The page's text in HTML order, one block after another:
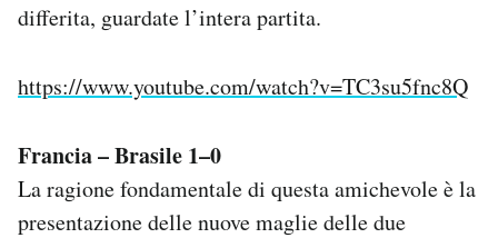
differita, guardate l’intera partita.
https://www.youtube.com/watch?v=TC3su5fnc8Q
Francia – Brasile 1–0
La ragione fondamentale di questa amichevole è la
presentazione delle nuove maglie delle due